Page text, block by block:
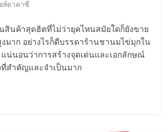
ส์ดาคาซี่
สินค้าสุดฮิตที่ไม่ว่ายุคไหนสมัยใดก็ยังขาย
มาก อย่างไรก็ดีบรรดาร้านชานมไข่มุกใน
น่นอนว่าการสร้างจุดเด่นและเอกลักษณ์
สำคัญและจำเป็นมาก